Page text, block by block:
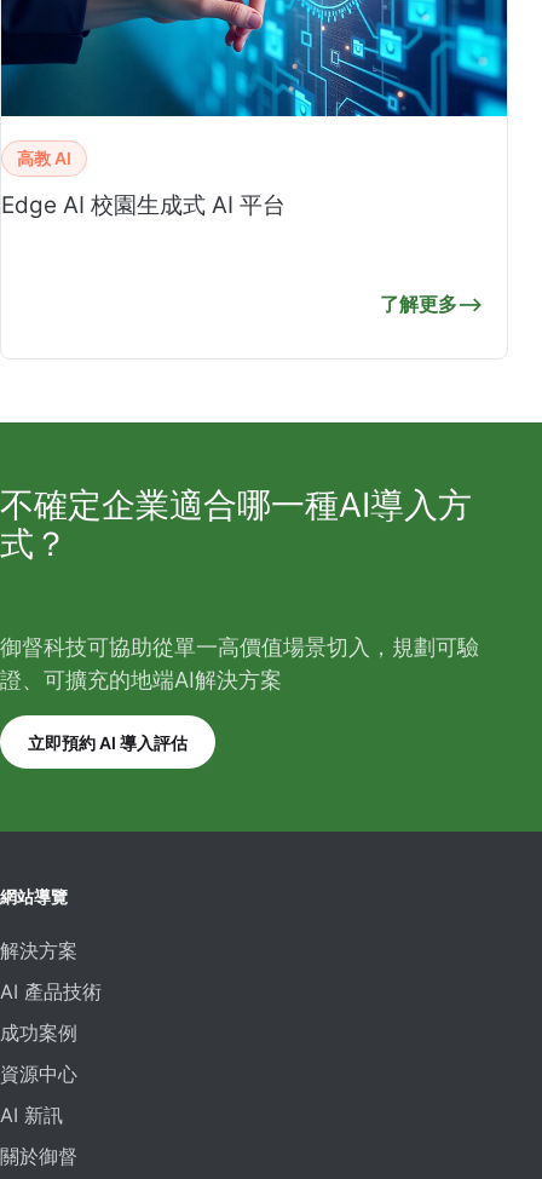
高教 AI
Edge AI 校園生成式 AI 平台
了解更多⟶
不確定企業適合哪一種AI導入方
式？
御督科技可協助從單一高價值場景切入，規劃可驗
證、可擴充的地端AI解決方案
立即預約 AI 導入評估
網站導覽
解決方案
AI 產品技術
成功案例
資源中心
AI 新訊
關於御督